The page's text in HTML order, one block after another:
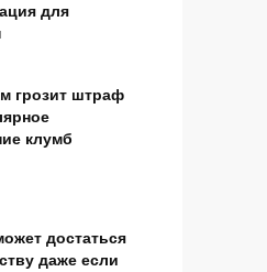
для
грозит штраф
клумб
достаться
даже если